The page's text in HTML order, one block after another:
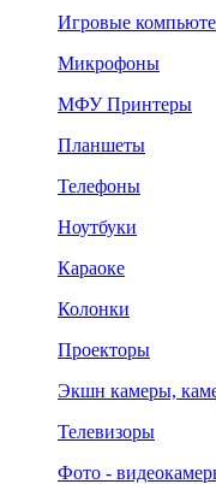
Игровые
Микрофоны
МФУ Принтеры
Планшеты
Телефоны
Ноутбуки
Караоке
Колонки
Проекторы
Экшн камеры,
Телевизоры
Фото -